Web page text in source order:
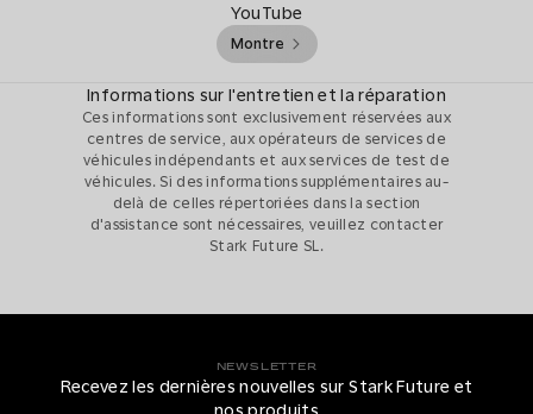
YouTube
Montre
Informations sur l'entretien et la réparation
Ces informations sont exclusivement réservées aux
centres de service, aux opérateurs de services de
véhicules indépendants et aux services de test de
véhicules. Si des informations supplémentaires au-
delà de celles répertoriées dans la section
d'assistance sont nécessaires, veuillez contacter
Stark Future SL.
NEWSLETTER
Recevez les dernières nouvelles sur Stark Future et